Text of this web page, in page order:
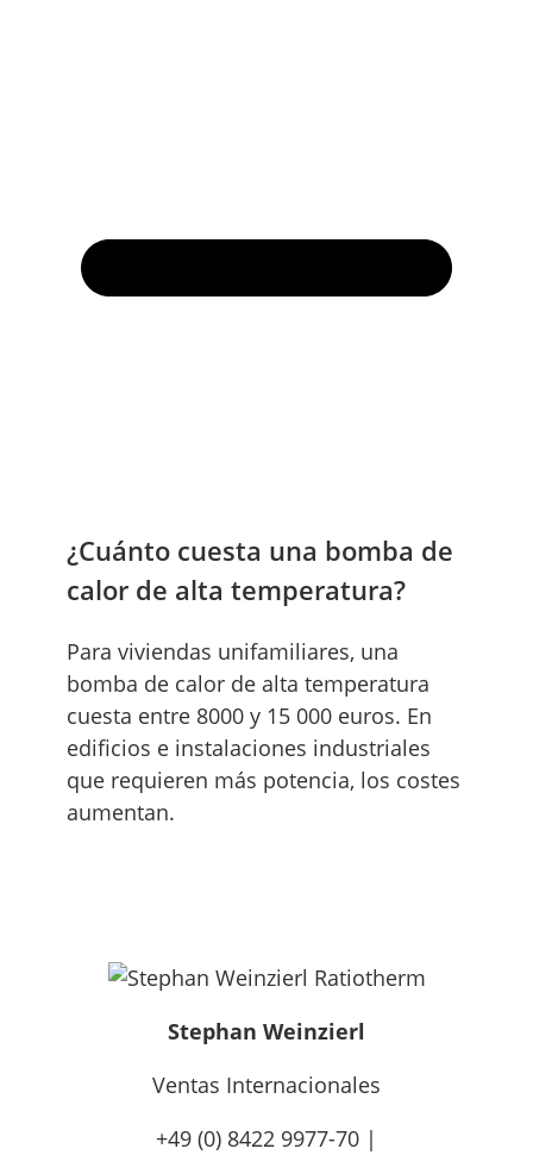
¿Cuánto cuesta una bomba de
calor de alta temperatura?
Para viviendas unifamiliares, una
bomba de calor de alta temperatura
cuesta entre 8000 y 15 000 euros. En
edificios e instalaciones industriales
que requieren más potencia, los costes
aumentan.
Stephan Weinzierl
Ventas Internacionales
+49 (0) 8422 9977-70 |